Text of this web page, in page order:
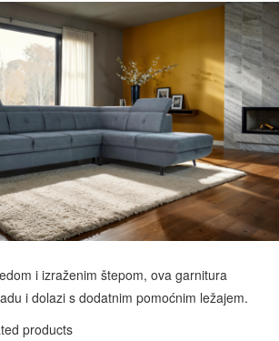
i izraženim štepom, ova garnitura
i dolazi s dodatnim pomoćnim ležajem.
products